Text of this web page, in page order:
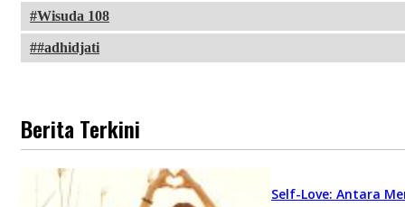
Wisuda 108
#adhidjati
Berita Terkini
Self-Love: Antara